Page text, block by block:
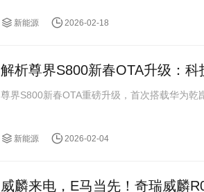
新能源 2026-02-18
解析尊界S800新春OTA升级：
尊界S800新春OTA重磅升级，首次搭载华为乾
新能源 2026-02-04
威麟来电，E马当先！奇瑞威麟